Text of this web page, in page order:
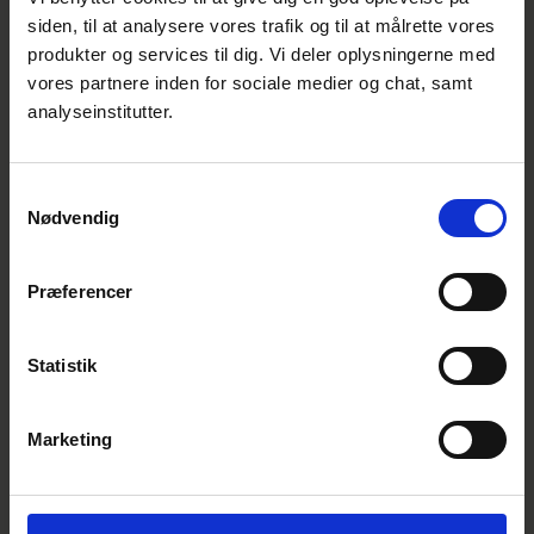
siden, til at analysere vores trafik og til at målrette vores
produkter og services til dig. Vi deler oplysningerne med
vores partnere inden for sociale medier og chat, samt
analyseinstitutter.
Nødvendig
Præferencer
Statistik
Marketing
til corona.
- Retningslinjerne kan hjælpe med at gøre
det mere sikkert og trygt for forbrugerne,
samtidigt er et fælles mærke et vigtigt
genkendeligt symbol for turismen i forhold til
pandemier, som gør det lettere for
rette tiltag i forhold til corona, siger Sine
Tænk.
De nye europæiske retningslinjer for sundhed
og sikkerhed skal ses som et supplement til
branchespecifikke retningslinjer. De er